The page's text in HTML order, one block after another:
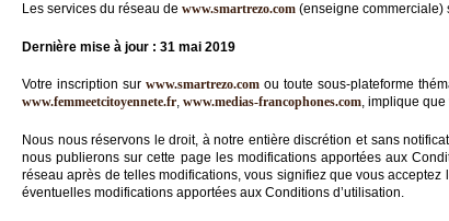
France
Accueil
Agenda
Les services du réseau de www.smartrezo.com (enseigne commerciale)
Dernière mise à jour : 31 mai 2019
Votre inscription sur www.smartrezo.comou toute sous-plateforme
www.femmeetcitoyennete.fr, www.medias-francophones.com, implique que
Nous nous réservons le droit, à notre entière discrétion et sans
nous publierons sur cette page les modifications apportées aux
réseau après de telles modifications, vous signifiez que vous
éventuelles modifications apportées aux Conditions d’utilisation.